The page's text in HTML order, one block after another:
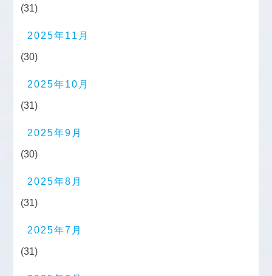
(31)
2025年11月
(30)
2025年10月
(31)
2025年9月
(30)
2025年8月
(31)
2025年7月
(31)